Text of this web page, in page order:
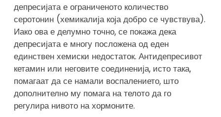
депресијата е ограниченото количество
серотонин (хемикалија која добро се чувствува).
Иако ова е делумно точно, се покажа дека
депресијата е многу посложена од еден
единствен хемиски недостаток. Антидепресивот
кетамин или неговите соединенија, исто така,
помагаат да се намали воспалението, што
дополнително му помага на телото да го
регулира нивото на хормоните.